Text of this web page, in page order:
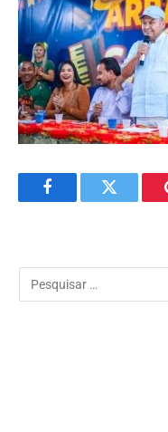
FacebookTwitter